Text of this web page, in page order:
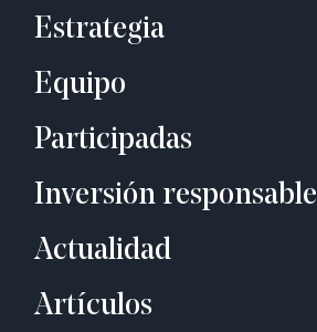
Estrategia
Equipo
Participadas
Inversión responsable
Actualidad
Artículos